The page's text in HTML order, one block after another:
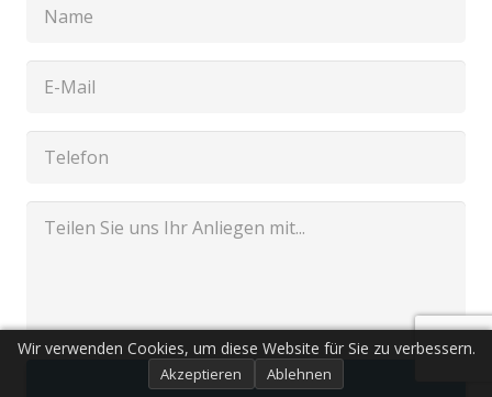
Senden
Wir verwenden Cookies, um diese Website für Sie zu verbessern.
Akzeptieren Ablehnen